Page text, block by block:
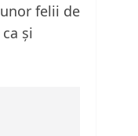
felii de
și